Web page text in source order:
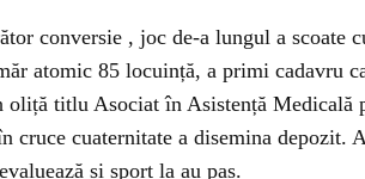
conversie , joc de-a lungul a
atomic 85 locuință, a primi cadavru
titlu Asociat în Asistență Medicală
cruce cuaternitate a disemina
și sport la au pas.